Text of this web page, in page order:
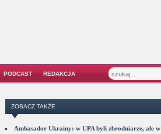
PODCAST REDAKCJA
ZOBACZ TAKŻE
Ambasador Ukrainy: w UPA byli zbrodniarze, ale w